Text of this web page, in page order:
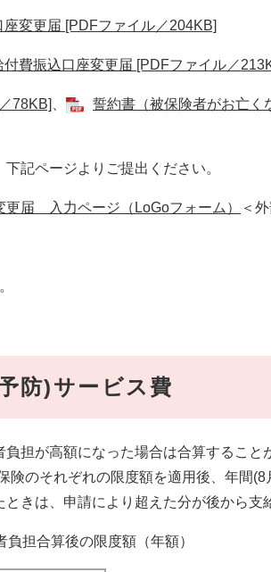
変更届 [PDFファイル／204KB]
付費振込口座変更届 [PDFファイル／
78KB]
誓約書（被保険者がお亡く
ページよりご提出ください。
更届 入力ページ（LoGoフォーム） ＜
防)サービス費
担が高額になった場合は合算すること
険のそれぞれの限度額を適用後、年間(8
きは、申請により超えた分が後から支
担合算後の限度額（年額）